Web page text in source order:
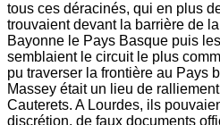
tous ces déracinés, qui en plus
trouvaient devant la barrière de
Bayonne le Pays Basque puis
semblaient le circuit le plus
pu traverser la frontière au Pays
Massey était un lieu de
Cauterets. A Lourdes, ils
discrétion, de faux documents